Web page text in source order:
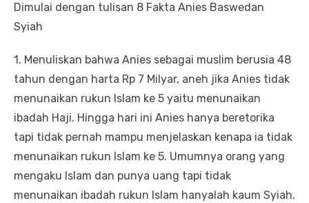
Dimulai dengan tulisan 8 Fakta Anies Baswedan
Syiah
1. Menuliskan bahwa Anies sebagai muslim berusia 48
tahun dengan harta Rp 7 Milyar, aneh jika Anies tidak
menunaikan rukun Islam ke 5 yaitu menunaikan
ibadah Haji. Hingga hari ini Anies hanya beretorika
tapi tidak pernah mampu menjelaskan kenapa ia tidak
menunaikan rukun Islam ke 5. Umumnya orang yang
mengaku Islam dan punya uang tapi tidak
menunaikan ibadah rukun Islam hanyalah kaum Syiah.